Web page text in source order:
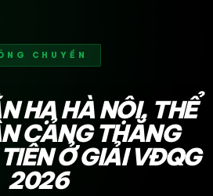
CHUYỀN
HẠ HÀ NỘI, THỂ
CẢNG THẮNG
Ở GIẢI VĐQG
2026